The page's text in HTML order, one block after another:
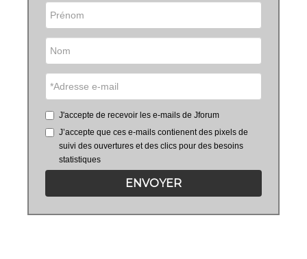
J'accepte de recevoir les e-mails de Jforum
J’accepte que ces e-mails contienent des pixels de
suivi des ouvertures et des clics pour des besoins
statistiques
ENVOYER